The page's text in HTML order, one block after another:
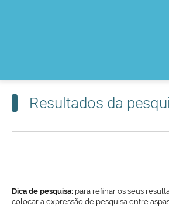
Resultados da
Dica de pesquisa: para refinar os seus
colocar a expressão de pesquisa entre